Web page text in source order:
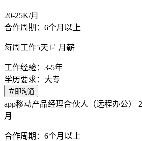
20-25K/月
合作周期：6个月以上
每周工作5天 月薪
工作经验：3-5年
学历要求：大专
立即沟通
app移动产品经理合伙人（远程办公）
月
合作周期：6个月以上